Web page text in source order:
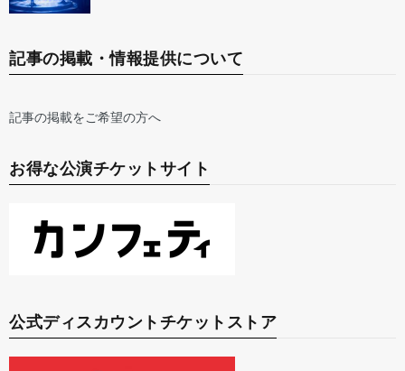
記事の掲載・情報提供について
記事の掲載をご希望の方へ
お得な公演チケットサイト
公式ディスカウントチケットストア